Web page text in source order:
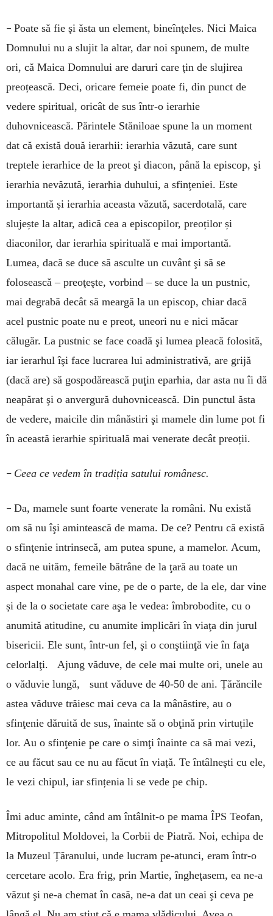
– Poate să fie şi ăsta un element, bineînţeles. Nici Maica
Domnului nu a slujit la altar, dar noi spunem, de multe
ori, că Maica Domnului are daruri care ţin de slujirea
preoțească. Deci, oricare femeie poate fi, din punct de
vedere spiritual, oricât de sus într-o ierarhie
duhovnicească. Părintele Stăniloae spune la un moment
dat că există două ierarhii: ierarhia văzută, care sunt
treptele ierarhice de la preot şi diacon, până la episcop, şi
ierarhia nevăzută, ierarhia duhului, a sfinţeniei. Este
importantă și ierarhia aceasta văzută, sacerdotală, care
slujește la altar, adică cea a episcopilor, preoților și
diaconilor, dar ierarhia spirituală e mai importantă.
Lumea, dacă se duce să asculte un cuvânt şi să se
folosească – preoţeşte, vorbind – se duce la un pustnic,
mai degrabă decât să meargă la un episcop, chiar dacă
acel pustnic poate nu e preot, uneori nu e nici măcar
călugăr. La pustnic se face coadă şi lumea pleacă folosită,
iar ierarhul îşi face lucrarea lui administrativă, are grijă
(dacă are) să gospodărească puţin eparhia, dar asta nu îi dă
neapărat şi o anvergură duhovnicească. Din punctul ăsta
de vedere, maicile din mânăstiri şi mamele din lume pot fi
în această ierarhie spirituală mai venerate decât preoții.
– Ceea ce vedem în tradiția satului românesc.
– Da, mamele sunt foarte venerate la români. Nu există
om să nu îşi amintească de mama. De ce? Pentru că există
o sfinţenie intrinsecă, am putea spune, a mamelor. Acum,
dacă ne uităm, femeile bătrâne de la ţară au toate un
aspect monahal care vine, pe de o parte, de la ele, dar vine
și de la o societate care aşa le vedea: îmbrobodite, cu o
anumită atitudine, cu anumite implicări în viaţa din jurul
bisericii. Ele sunt, într-un fel, şi o conştiinţă vie în faţa
celorlalţi. Ajung văduve, de cele mai multe ori, unele au
o văduvie lungă, sunt văduve de 40-50 de ani. Țărăncile
astea văduve trăiesc mai ceva ca la mânăstire, au o
sfinţenie dăruită de sus, înainte să o obţină prin virtuțile
lor. Au o sfinţenie pe care o simţi înainte ca să mai vezi,
ce au făcut sau ce nu au făcut în viață. Te întâlneşti cu ele,
le vezi chipul, iar sfințenia li se vede pe chip.
Îmi aduc aminte, când am întâlnit-o pe mama ÎPS Teofan,
Mitropolitul Moldovei, la Corbii de Piatră. Noi, echipa de
la Muzeul Țăranului, unde lucram pe-atunci, eram într-o
cercetare acolo. Era frig, prin Martie, îngheţasem, ea ne-a
văzut şi ne-a chemat în casă, ne-a dat un ceai şi ceva pe